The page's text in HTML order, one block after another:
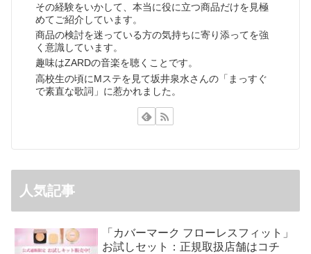
その経験をいかして、本当に役に立つ商品だけを見極
めてご紹介しています。
商品の検討を迷っている方の気持ちに寄り添ってを強
く意識しています。
趣味はZARDの音楽を聴くことです。
高校生の頃にMステを見て坂井泉水さんの「まっすぐ
で素直な歌詞」に惹かれました。
人気記事
「カバーマーク フローレスフィット」
お試しセット：正規取扱店舗はコチ